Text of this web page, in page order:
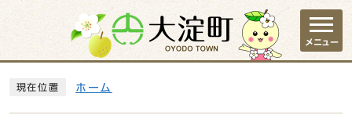
ページの先頭です
メニュー
現在位置 ホーム